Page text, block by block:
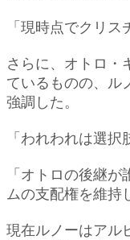
「現時点でクリス
さらに、オトロ・
ているものの、ル
強調した。
「われわれは選択
「オトロの後継
ムの支配権を維持
現在ルノーはアル